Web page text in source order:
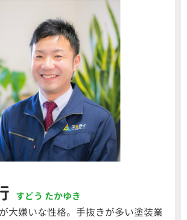
すどう たかゆき
大嫌いな性格。手抜きが多い塗装業